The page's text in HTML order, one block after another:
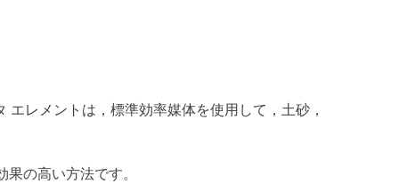
レメントは，標準効率媒体を使用して，土砂，
の高い方法です。